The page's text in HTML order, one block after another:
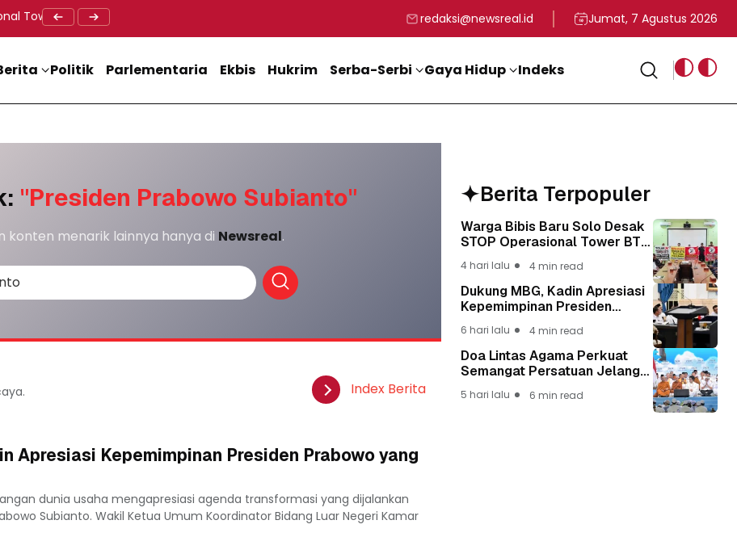
Tower BTS, Diwa : Nyawa dan Keselamatan Warga Lebih Berharga
Doa Lintas Agama Perkuat Semangat Persatuan Jelang HUT ke-81 Kemerdekaan RIDukung MBG, Kadin Apresiasi Kepemimpinan Presiden Prabowo yang
Staf Khusus Menag RI
redaksi@newsreal.id Jumat, 7 Agustus 2026
Politik Parlementaria Ekbis Hukrim Serba-Serbi Gaya Hidup Indeks
"Presiden Prabowo Subianto"
konten menarik lainnya hanya di Newsreal.
Index Berita
Apresiasi Kepemimpinan Presiden Prabowo yang
dunia usaha mengapresiasi agenda transformasi yang dijalankan
Subianto. Wakil Ketua Umum Koordinator Bidang Luar Negeri Kamar
Berita Terpopuler
Warga Bibis Baru Solo Desak
STOP Operasional Tower BTS,
Keselamatan Warga Lebih
Berharga
4 hari lalu 4 min read
Dukung MBG, Kadin Apresiasi
Kepemimpinan Presiden
6 hari lalu 4 min read
Doa Lintas Agama Perkuat
Semangat Persatuan Jelang
5 hari lalu 6 min read